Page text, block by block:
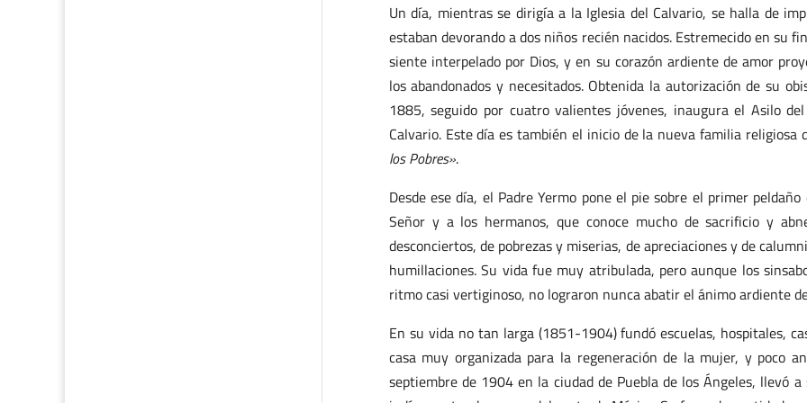
Un día, mientras se dirigía a la Iglesia del Calvario, se halla de
estaban devorando a dos niños recién nacidos. Estremecido en su
siente interpelado por Dios, y en su corazón ardiente de amor
los abandonados y necesitados. Obtenida la autorización de su
1885, seguido por cuatro valientes jóvenes, inaugura el Asilo
Calvario. Este día es también el inicio de la nueva familia religiosa
los Pobres».
Desde ese día, el Padre Yermo pone el pie sobre el primer
Señor y a los hermanos, que conoce mucho de sacrificio y
desconciertos, de pobrezas y miserias, de apreciaciones y de
humillaciones. Su vida fue muy atribulada, pero aunque los
ritmo casi vertiginoso, no lograron nunca abatir el ánimo ardiente
En su vida no tan larga (1851-1904) fundó escuelas, hospitales,
casa muy organizada para la regeneración de la mujer, y poco
septiembre de 1904 en la ciudad de Puebla de los Ángeles, llevó